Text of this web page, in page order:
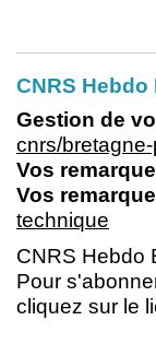
CNRS
Gestion de
cnrs/
Vos
Vos
technique
CNRS Hebdo
Pour
cliquez sur le